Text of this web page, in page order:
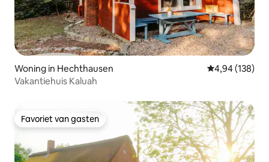
Woning in Hechthausen Gemiddelde
4,94 (138)
Vakantiehuis Kaluah
Favoriet van gasten
Favoriet van gasten